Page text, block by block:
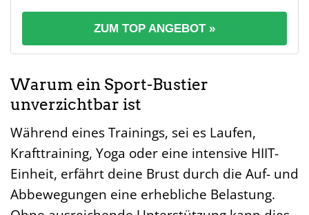
ZUM TOP ANGEBOT »
Warum ein Sport-Bustier
unverzichtbar ist
Während eines Trainings, sei es Laufen,
Krafttraining, Yoga oder eine intensive HIIT-
Einheit, erfährt deine Brust durch die Auf- und
Abbewegungen eine erhebliche Belastung.